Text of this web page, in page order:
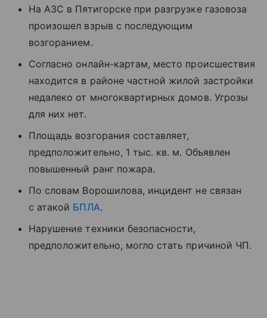
На АЗС в Пятигорске при разгрузке газовоза
произошел взрыв с последующим
возгоранием.
Согласно онлайн-картам, место происшествия
находится в районе частной жилой застройки
недалеко от многоквартирных домов. Угрозы
для них нет.
Площадь возгорания составляет,
предположительно, 1 тыс. кв. м. Объявлен
повышенный ранг пожара.
По словам Ворошилова, инцидент не связан
с атакой БПЛА.
Нарушение техники безопасности,
предположительно, могло стать причиной ЧП.